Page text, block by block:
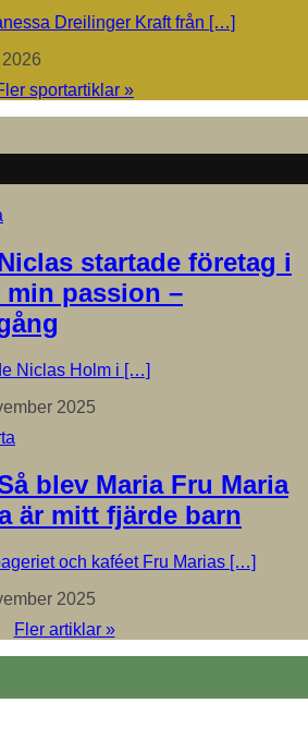
Dreilinger Kraft från […]
sportartiklar »
startade företag i
passion –
Niclas Holm i […]
2025
blev Maria Fru Maria
är mitt fjärde barn
och kaféet Fru Marias […]
2025
Fler artiklar »